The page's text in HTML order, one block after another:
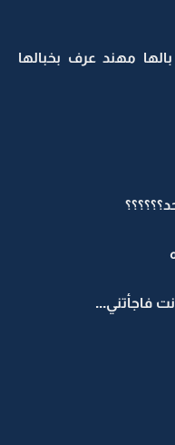
مهند عرف بخبالها
فاجأتني...